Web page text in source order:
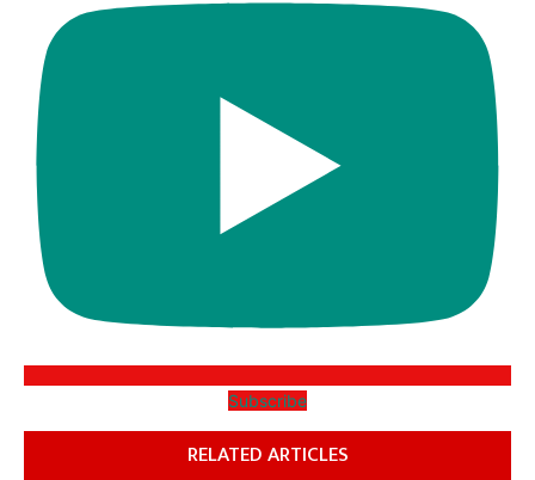
Subscribe
RELATED ARTICLES